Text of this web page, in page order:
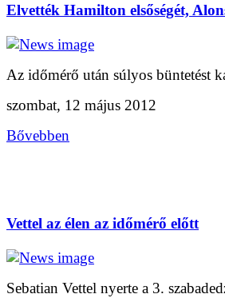
Elvették Hamilton elsőségét,
Az időmérő után súlyos büntetést
szombat, 12 május 2012
Bővebben
Vettel az élen az időmérő előtt
Sebatian Vettel nyerte a 3.